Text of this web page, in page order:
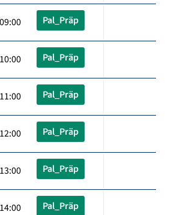
Pal_Präp
Pal_Präp
Pal_Präp
Pal_Präp
Pal_Präp
Pal_Präp